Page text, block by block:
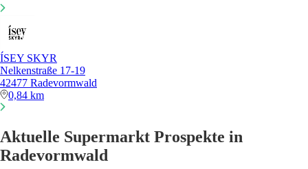
ÍSEY SKYR
Nelkenstraße 17-19
42477 Radevormwald
0,84 km
Aktuelle Supermarkt Prospekte in
Radevormwald